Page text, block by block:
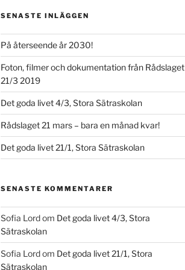
SENASTE INLÄGGEN
På återseende år 2030!
Foton, filmer och dokumentation från Rådslaget
21/3 2019
Det goda livet 4/3, Stora Sätraskolan
Rådslaget 21 mars – bara en månad kvar!
Det goda livet 21/1, Stora Sätraskolan
SENASTE KOMMENTARER
Sofia Lordom Det goda livet 4/3, Stora
Sätraskolan
Sofia Lordom Det goda livet 21/1, Stora
Sätraskolan